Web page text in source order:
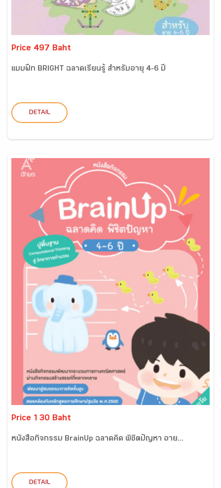
Price 497 Baht
แบบฝึก BRIGHT ฉลาดเรียนรู้ สำหรับอายุ 4-6 ปี
DETAIL
Price 130 Baht
หนังสือกิจกรรม BrainUp ฉลาดคิด พิชิตปัญหา อาย...
DETAIL